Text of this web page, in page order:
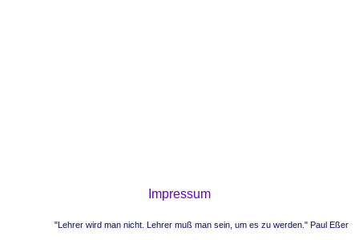
Impressum
"Lehrer wird man nicht. Lehrer muß man sein, um es zu werden." Paul Eßer